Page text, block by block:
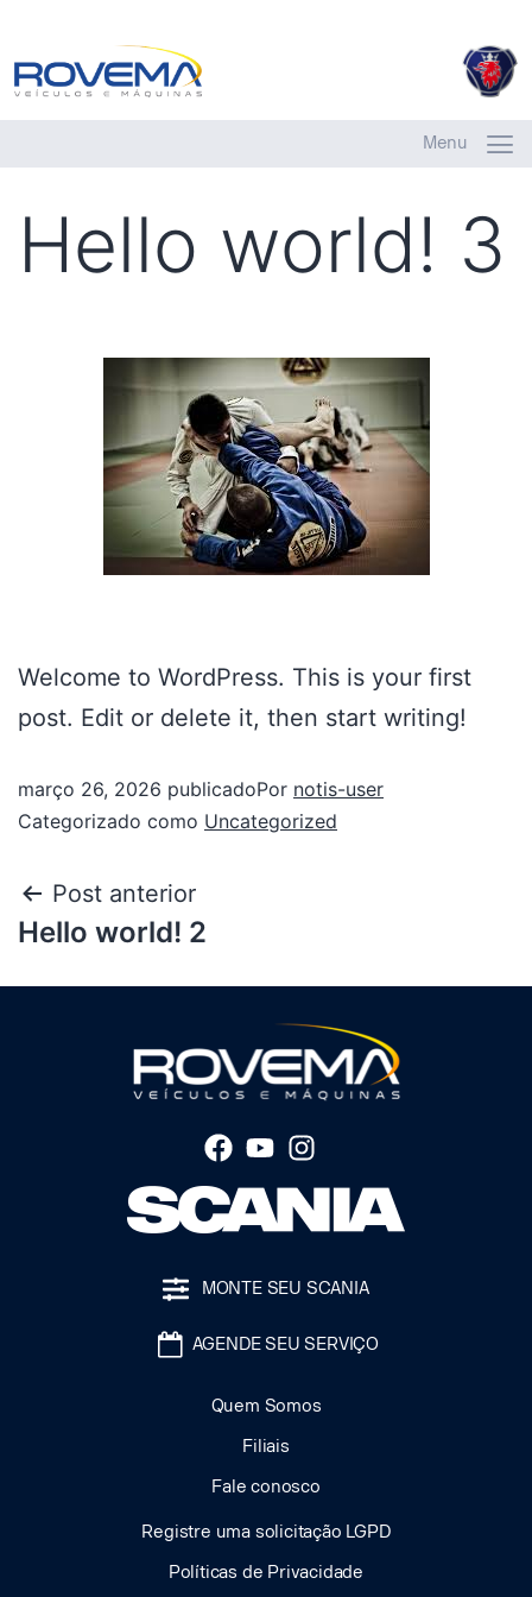
Menu
Hello world! 3
Welcome to WordPress. This is your first
post. Edit or delete it, then start writing!
março 26, 2026 publicadoPor notis-user
Categorizado como Uncategorized
Post anterior
Hello world! 2
MONTE SEU SCANIA
AGENDE SEU SERVIÇO
Quem Somos
Filiais
Fale conosco
Registre uma solicitação LGPD
Políticas de Privacidade